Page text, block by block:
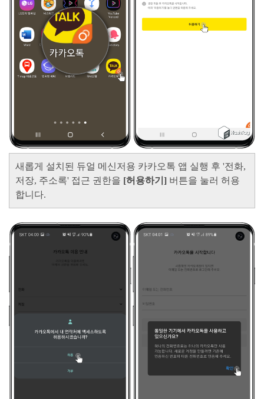
새롭게 설치된 듀얼 메신저용 카카오톡 앱 실행 후 '전화,
저장, 주소록' 접근 권한을 [허용하기] 버튼을 눌러 허용
합니다.